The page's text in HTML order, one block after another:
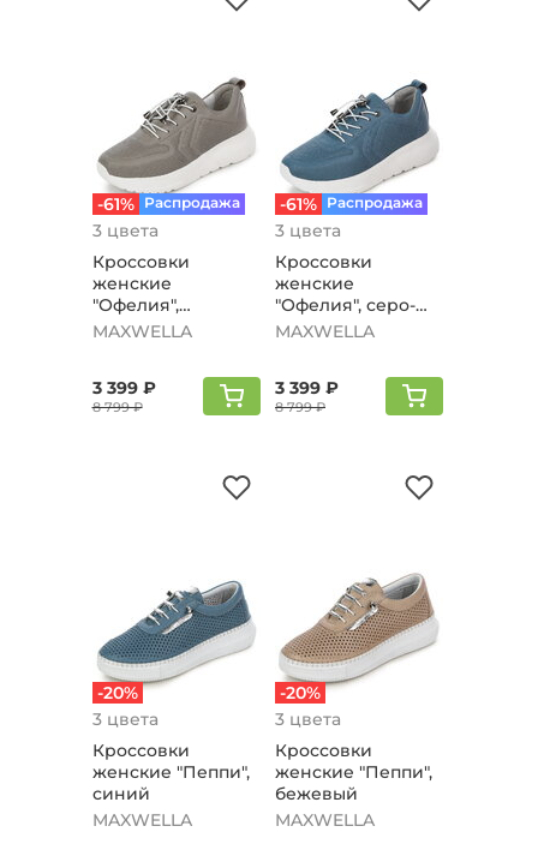
-61% Распродажа
3 цвета
Кроссовки
женские
"Офелия",
Кофейный
MAXWELLA
3 399 ₽
8 799 ₽
-61% Распродажа
3 цвета
Кроссовки
женские
"Офелия", серо-
голубой
MAXWELLA
3 399 ₽
8 799 ₽
-20%
3 цвета
Кроссовки
женские "Пеппи",
синий
MAXWELLA
-20%
3 цвета
Кроссовки
женские "Пеппи",
бежевый
MAXWELLA